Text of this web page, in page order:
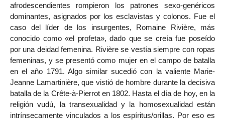
afrodescendientes rompieron los patrones sexo-genéricos
dominantes, asignados por los esclavistas y colonos. Fue el
caso del líder de los insurgentes, Romaine Rivière, más
conocido como «el profeta», dado que se creía fue poseído
por una deidad femenina. Rivière se vestía siempre con ropas
femeninas, y se presentó como mujer en el campo de batalla
en el año 1791. Algo similar sucedió con la valiente Marie-
Jeanne Lamartinière, que vistió de hombre durante la decisiva
batalla de la Crête-à-Pierrot en 1802. Hasta el día de hoy, en la
religión vudú, la transexualidad y la homosexualidad están
intrínsecamente vinculados a los espíritus/orillas. Por eso es